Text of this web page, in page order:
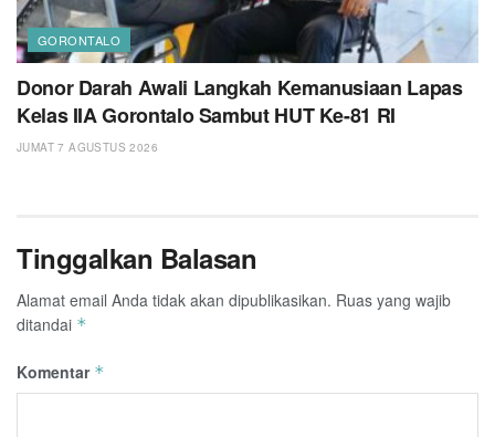
GORONTALO
Donor Darah Awali Langkah Kemanusiaan Lapas
Kelas IIA Gorontalo Sambut HUT Ke-81 RI
JUMAT 7 AGUSTUS 2026
Tinggalkan Balasan
Alamat email Anda tidak akan dipublikasikan. Ruas yang wajib
ditandai *
Komentar *